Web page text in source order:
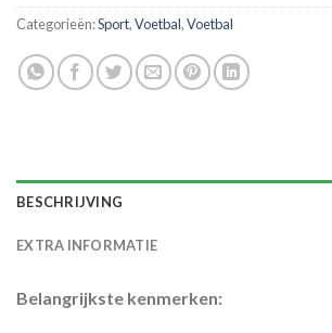
Categorieën:Sport,Voetbal,Voetbal
BESCHRIJVING
EXTRA INFORMATIE
Belangrijkste kenmerken: